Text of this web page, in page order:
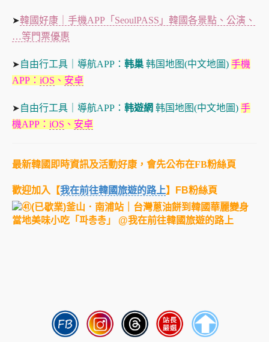
➤韓國好康｜手機APP「SeoulPASS」韓國各景點、公演、
…等門票優惠
➤自由行工具｜導航APP： 韩巢 韩国地图(中文地圖) 手機
APP： iOS 、 安卓
➤自由行工具｜導航APP： 韩遊網 韩国地图(中文地圖) 手
機APP： iOS 、 安卓
最新韓國即時資訊及活動好康，會先公布在FB粉絲頁
歡迎加入【我在前往韓國旅遊的路上】FB粉絲頁